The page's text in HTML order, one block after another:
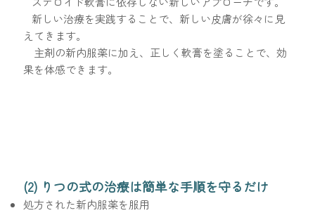
新しい治療を実践することで、新しい皮膚が徐々に見
えてきます。
主剤の新内服薬に加え、正しく軟膏を塗ることで、効
果を体感できます。
(2) りつの式の治療は簡単な手順を守るだけ
処方された新内服薬を服用